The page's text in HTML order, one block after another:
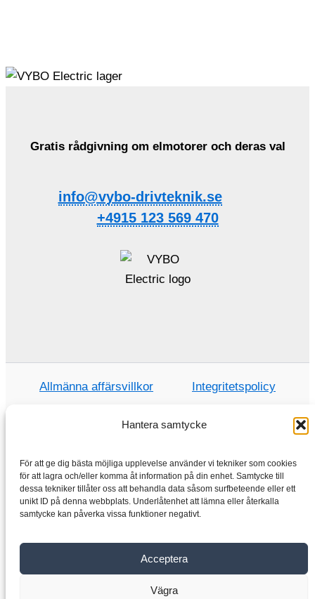
Hantera samtycke
För att ge dig bästa möjliga upplevelse använder vi tekniker som cookies
för att lagra och/eller komma åt information på din enhet. Samtycke till
dessa tekniker tillåter oss att behandla data såsom surfbeteende eller ett
unikt ID på denna webbplats. Underlåtenhet att lämna eller återkalla
samtycke kan påverka vissa funktioner negativt.
Acceptera
Vägra
Gratis rådgivning om elmotorer och deras val
info@vybo-drivteknik.se
+4915 123 569 470
Allmänna affärsvillkor Integritetspolicy
Hem
Handla
Elmotorer
Frekvensomvandlare
Växellåda
Om oss